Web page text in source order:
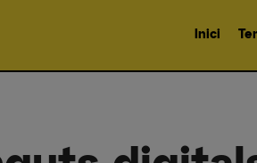
Inici